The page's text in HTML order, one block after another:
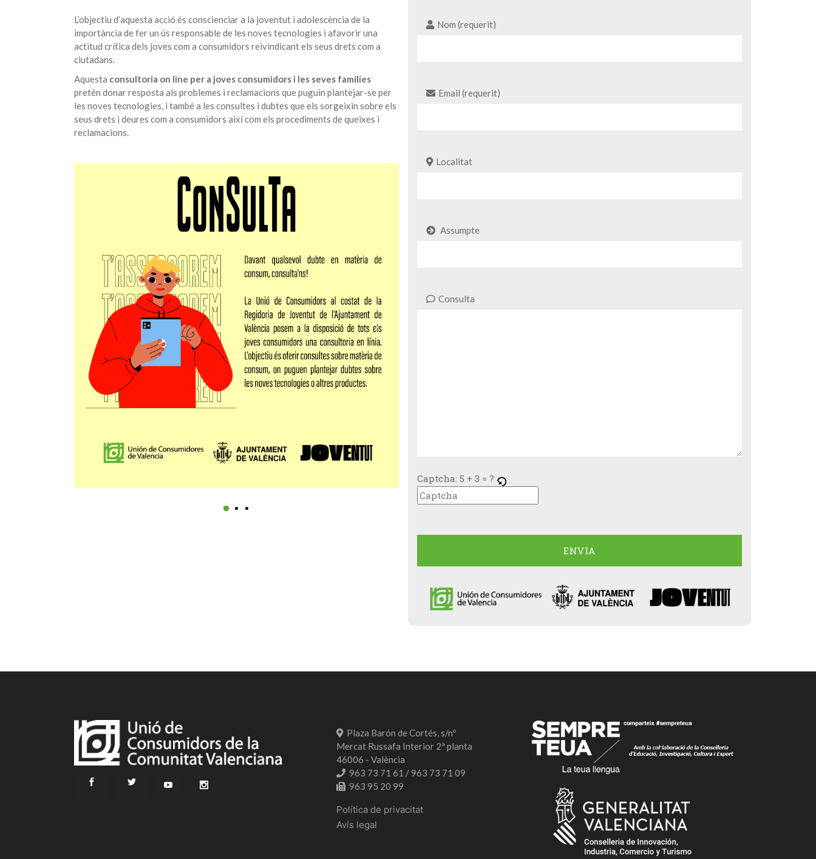
L’objectiu d’aquesta acció és conscienciar a la joventut i adolescència de la
importància de fer un ús responsable de les noves tecnologies i afavorir una
actitud crítica dels joves com a consumidors reivindicant els seus drets com a
ciutadans.
Aquesta consultoria on line per a joves consumidors i les seves famílies
pretén donar resposta als problemes i reclamacions que puguin plantejar-se per
les noves tecnologies, i també a les consultes i dubtes que els sorgeixin sobre els
seus drets i deures com a consumidors així com els procediments de queixes i
reclamacions.
Nom (requerit)
Email (requerit)
Localitat
Assumpte
Consulta
Captcha: 5 + 3 = ?
Plaza Barón de Cortés, s/nº
Mercat Russafa Interior 2ª planta
46006 - València
963 73 71 61 / 963 73 71 09
963 95 20 99
Política de privacitat
Avís legal